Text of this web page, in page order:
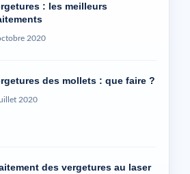
: les meilleurs
2020
des mollets : que faire ?
2020
des vergetures au laser